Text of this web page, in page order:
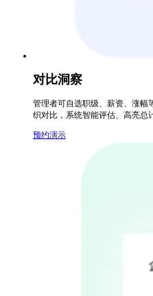
对比洞察
管理者可自选职级、薪资、涨幅
织对比，系统智能评估、高亮总
预约演示